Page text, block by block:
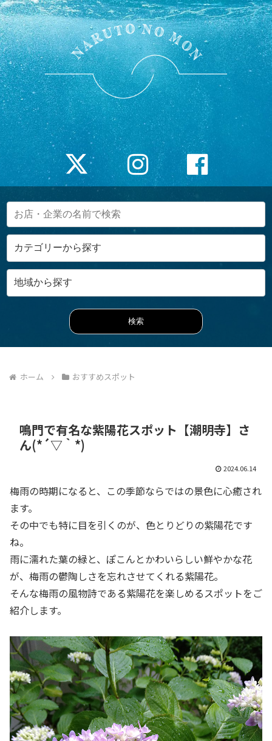
ホーム おすすめスポット
鳴門で有名な紫陽花スポット【潮明寺】さ
ん(*´▽｀*)
2024.06.14
梅雨の時期になると、この季節ならではの景色に心癒され
ます。
その中でも特に目を引くのが、色とりどりの紫陽花です
ね。
雨に濡れた葉の緑と、ぽこんとかわいらしい鮮やかな花
が、梅雨の鬱陶しさを忘れさせてくれる紫陽花。
そんな梅雨の風物詩である紫陽花を楽しめるスポットをご
紹介します。